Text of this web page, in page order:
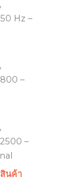
Hz –
–
–
นค้า